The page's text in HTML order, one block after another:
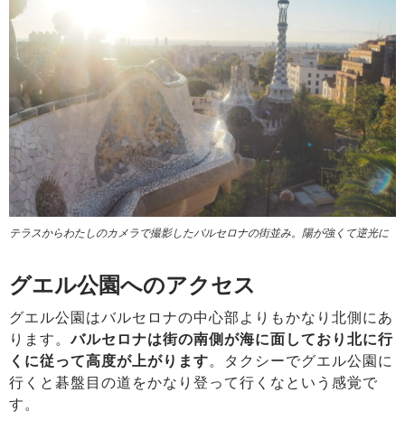
テラスからわたしのカメラで撮影したバルセロナの街並み。陽が強くて逆光に
グエル公園へのアクセス
グエル公園はバルセロナの中心部よりもかなり北側にあ
ります。バルセロナは街の南側が海に面しており北に行
くに従って高度が上がります。タクシーでグエル公園に
行くと碁盤目の道をかなり登って行くなという感覚で
す。